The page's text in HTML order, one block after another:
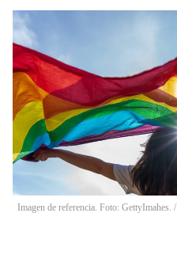
Imagen de referencia. Foto: GettyImahes. /